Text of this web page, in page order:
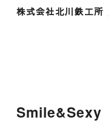
株式会社北川鉄工所
Smile&Sexy